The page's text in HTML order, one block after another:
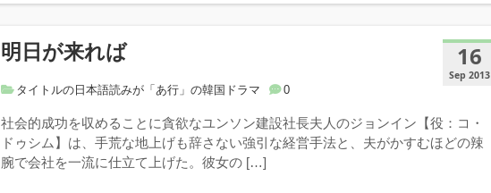
16
Sep 2013
明日が来れば
タイトルの日本語読みが「あ行」の韓国ドラマ 0
社会的成功を収めることに貪欲なユンソン建設社長夫人のジョンイン【役：コ・
ドゥシム】は、手荒な地上げも辞さない強引な経営手法と、夫がかすむほどの辣
腕で会社を一流に仕立て上げた。彼女の […]